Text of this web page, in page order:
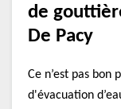
de
De Pacy
Ce n’est pas bon
d'évacuation